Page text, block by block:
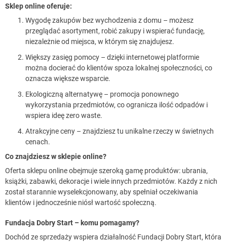
Sklep online oferuje:
Wygodę zakupów bez wychodzenia z domu – możesz
przeglądać asortyment, robić zakupy i wspierać fundację,
niezależnie od miejsca, w którym się znajdujesz.
Większy zasięg pomocy – dzięki internetowej platformie
można docierać do klientów spoza lokalnej społeczności, co
oznacza większe wsparcie.
Ekologiczną alternatywę – promocja ponownego
wykorzystania przedmiotów, co ogranicza ilość odpadów i
wspiera ideę zero waste.
Atrakcyjne ceny – znajdziesz tu unikalne rzeczy w świetnych
cenach.
Co znajdziesz w sklepie online?
Oferta sklepu online obejmuje szeroką gamę produktów: ubrania,
książki, zabawki, dekoracje i wiele innych przedmiotów. Każdy z nich
został starannie wyselekcjonowany, aby spełniał oczekiwania
klientów i jednocześnie niósł wartość społeczną.
Fundacja Dobry Start – komu pomagamy?
Dochód ze sprzedaży wspiera działalność Fundacji Dobry Start, która